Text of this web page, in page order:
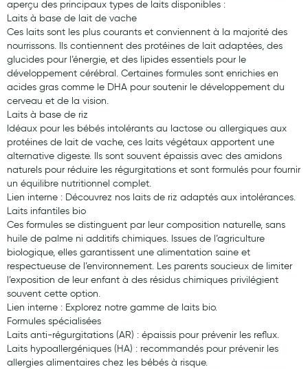
aperçu des principaux types de laits disponibles :
Laits à base de lait de vache
Ces laits sont les plus courants et conviennent à la majorité des
nourrissons. Ils contiennent des protéines de lait adaptées, des
glucides pour l’énergie, et des lipides essentiels pour le
développement cérébral. Certaines formules sont enrichies en
acides gras comme le DHA pour soutenir le développement du
cerveau et de la vision.
Laits à base de riz
Idéaux pour les bébés intolérants au lactose ou allergiques aux
protéines de lait de vache, ces laits végétaux apportent une
alternative digeste. Ils sont souvent épaissis avec des amidons
naturels pour réduire les régurgitations et sont formulés pour fournir
un équilibre nutritionnel complet.
Lien interne : Découvrez nos laits de riz adaptés aux intolérances.
Laits infantiles bio
Ces formules se distinguent par leur composition naturelle, sans
huile de palme ni additifs chimiques. Issues de l’agriculture
biologique, elles garantissent une alimentation saine et
respectueuse de l’environnement. Les parents soucieux de limiter
l’exposition de leur enfant à des résidus chimiques privilégient
souvent cette option.
Lien interne : Explorez notre gamme de laits bio.
Formules spécialisées
Laits anti-régurgitations (AR) : épaissis pour prévenir les reflux.
Laits hypoallergéniques (HA) : recommandés pour prévenir les
allergies alimentaires chez les bébés à risque.